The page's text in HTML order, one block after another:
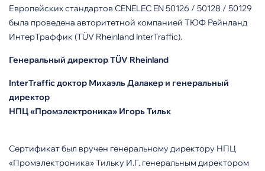
Европейских стандартов CENELEC EN 50126 / 50128 / 50129
была проведена авторитетной компанией ТЮФ Рейнланд
ИнтерТраффик (TÜV Rheinland InterTraffic).
Генеральный директор TÜV Rheinland
InterTraffic доктор Михаэль Далакер и генеральный
директор
НПЦ «Промэлектроника» Игорь Тильк
Сертификат был вручен генеральному директору НПЦ
«Промэлектроника» Тильку И.Г. генеральным директором